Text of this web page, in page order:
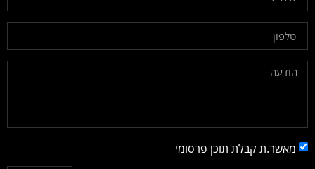
מאשר.ת קבלת תוכן פרסומי